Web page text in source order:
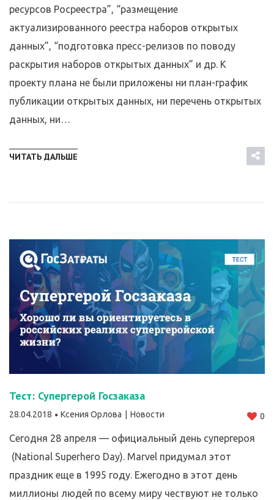
ресурсов Росреестра”, “размещение
актуализированного реестра наборов открытых
данных”, “подготовка пресс-релизов по поводу
раскрытия наборов открытых данных” и др. К
проекту плана не были приложены ни план-график
публикации открытых данных, ни перечень открытых
данных, ни…
ЧИТАТЬ ДАЛЬШЕ
Тест: Супергерой Госзаказа
28.04.2018 Ксения Орлова Новости 0
Сегодня 28 апреля — официальный день супергероя
(National Superhero Day). Marvel придумал этот
праздник еще в 1995 году. Ежегодно в этот день
миллионы людей по всему миру чествуют не только